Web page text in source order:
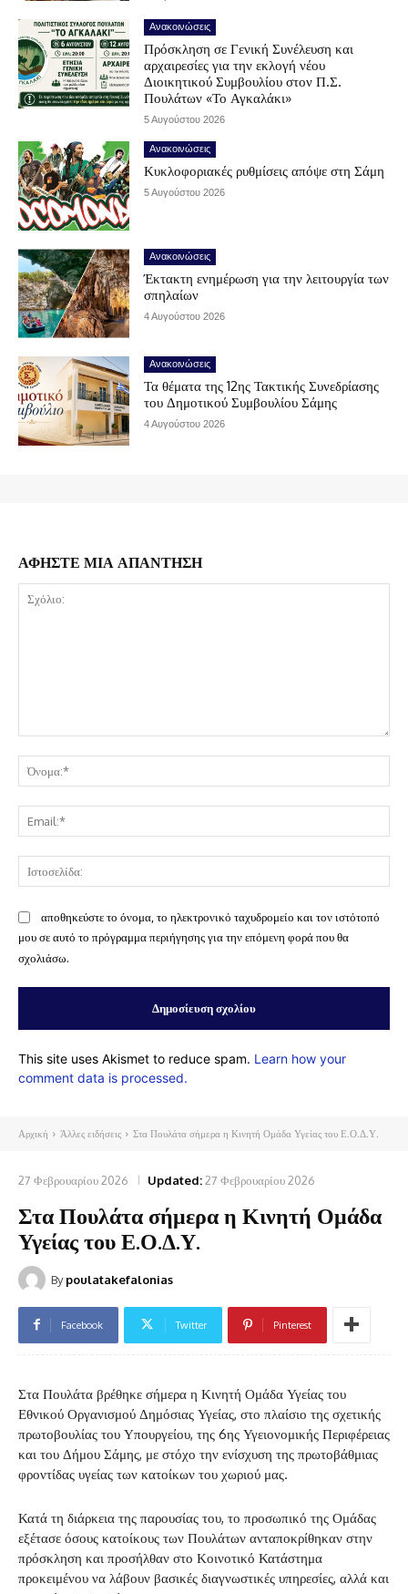
Ανακοινώσεις
Πρόσκληση σε Γενική Συνέλευση και
αρχαιρεσίες για την εκλογή νέου
Διοικητικού Συμβουλίου στον Π.Σ.
Πουλάτων «Το Αγκαλάκι»
5 Αυγούστου 2026
Ανακοινώσεις
Κυκλοφοριακές ρυθμίσεις απόψε στη Σάμη
5 Αυγούστου 2026
Ανακοινώσεις
Έκτακτη ενημέρωση για την λειτουργία των
σπηλαίων
4 Αυγούστου 2026
Ανακοινώσεις
Τα θέματα της 12ης Τακτικής Συνεδρίασης
του Δημοτικού Συμβουλίου Σάμης
4 Αυγούστου 2026
ΑΦΗΣΤΕ ΜΙΑ ΑΠΑΝΤΗΣΗ
αποθηκεύστε το όνομα, το ηλεκτρονικό ταχυδρομείο και τον ιστότοπό
μου σε αυτό το πρόγραμμα περιήγησης για την επόμενη φορά που θα
σχολιάσω.
This site uses Akismet to reduce spam. Learn how your
comment data is processed.